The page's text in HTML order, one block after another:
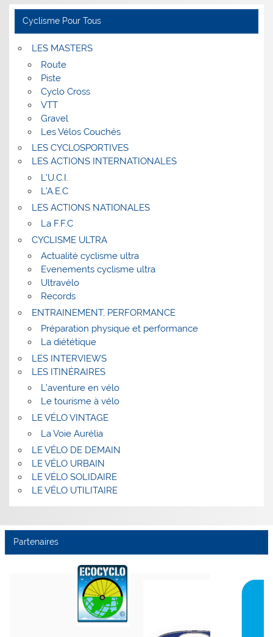
Cyclisme Pour Tous
LES MASTERS
Route
Piste
Cyclo Cross
VTT
Gravel
Les Vélos Couchés
LES CYCLOSPORTIVES
LES ACTIONS INTERNATIONALES
L’U.C.I.
L’A.E.C
LES ACTIONS NATIONALES
La F.F.C
CYCLISME ULTRA
Actualité cyclisme ultra
Evenements cyclisme ultra
Ultravélo
Records
ENTRAINEMENT, PERFORMANCE
Préparation physique et performance
La diététique
LES INTERVIEWS
LES ITINÉRAIRES
L’aventure en vélo
Le tourisme à vélo
LE VÉLO VINTAGE
La Voie Aurélia
LE VÉLO DE DEMAIN
LE VÉLO URBAIN
LE VÉLO SOLIDAIRE
LE VÉLO UTILITAIRE
Partenaires